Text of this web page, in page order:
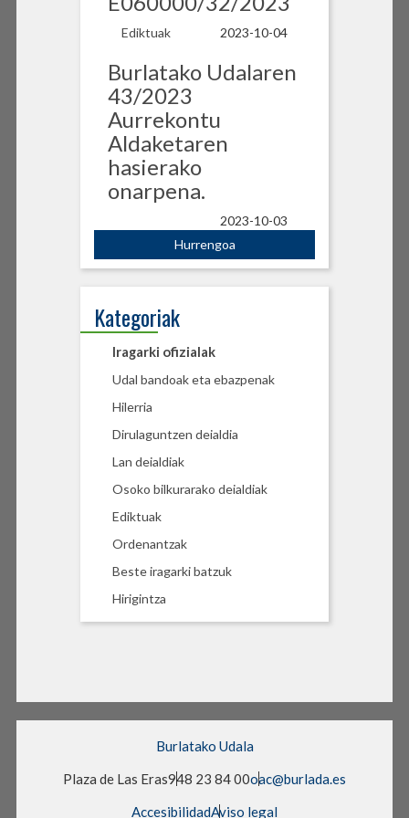
Ediktuak 2023-10-04
Burlatako Udalaren
43/2023
Aurrekontu
Aldaketaren
hasierako
onarpena.
2023-10-03
Hurrengoa
Kategoriak
Iragarki ofizialak
Udal bandoak eta ebazpenak
Hilerria
Dirulaguntzen deialdia
Lan deialdiak
Osoko bilkurarako deialdiak
Ediktuak
Ordenantzak
Beste iragarki batzuk
Hirigintza
Burlatako Udala
Plaza de Las Eras948 23 84 00oac@burlada.es
AccesibilidadAviso legal